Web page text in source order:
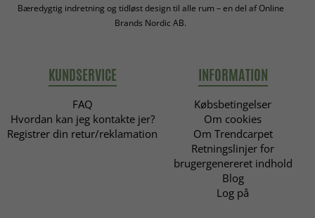
Bæredygtig indretning og tidløst design til alle rum – en del af Online
Brands Nordic AB.
KUNDSERVICE
FAQ
Hvordan kan jeg kontakte jer?
Registrer din retur/reklamation
INFORMATION
Købsbetingelser
Om cookies
Om Trendcarpet
Retningslinjer for
brugergenereret indhold
Blog
Log på